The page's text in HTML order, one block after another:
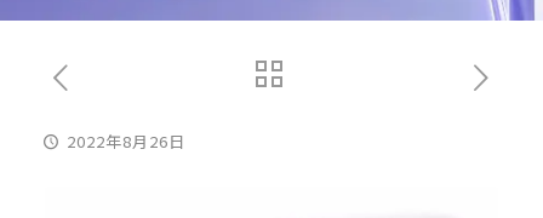
2022年8月26日